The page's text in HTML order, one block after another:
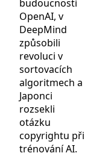
budoucnosti
OpenAI, v
DeepMind
způsobili
revoluci v
sortovacích
algoritmech a
Japonci
rozsekli
otázku
copyrightu při
trénování AI.